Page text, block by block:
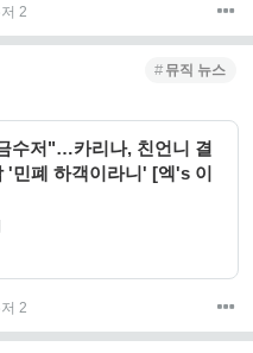
2
뮤직 뉴스
수저"…카리나, 친언니 결
'민폐 하객이라니' [엑's 이
2